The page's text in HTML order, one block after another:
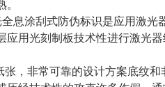
涂刮式防伪标识是应用激光
用光刻制板技术性进行激光
，非常可靠的设计方案底纹